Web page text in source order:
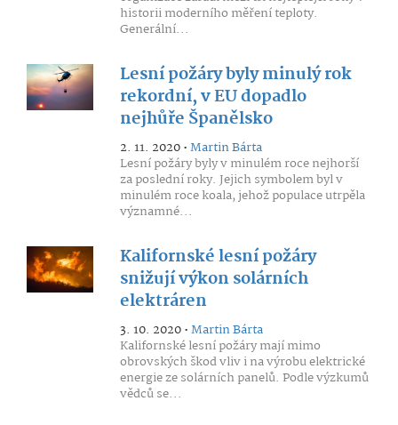
historii moderního měření teploty.
Generální...
Lesní požáry byly minulý rok
rekordní, v EU dopadlo
nejhůře Španělsko
2. 11. 2020 •Martin Bárta
Lesní požáry byly v minulém roce nejhorší
za poslední roky. Jejich symbolem byl v
minulém roce koala, jehož populace utrpěla
významné...
Kalifornské lesní požáry
snižují výkon solárních
elektráren
3. 10. 2020 •Martin Bárta
Kalifornské lesní požáry mají mimo
obrovských škod vliv i na výrobu elektrické
energie ze solárních panelů. Podle výzkumů
vědců se...